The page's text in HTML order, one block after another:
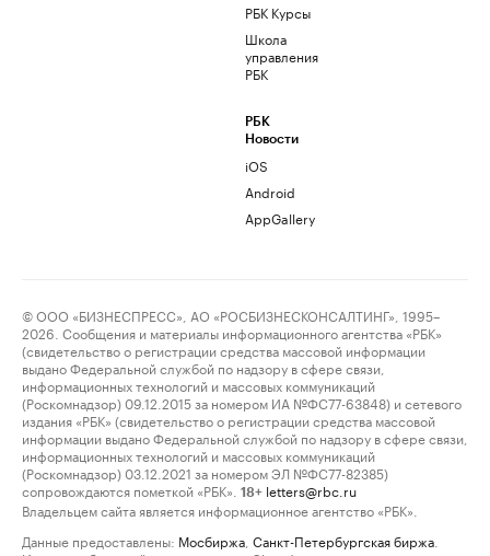
РБК Курсы
Школа
управления
РБК
РБК
Новости
iOS
Android
AppGallery
© ООО «БИЗНЕСПРЕСС», АО «РОСБИЗНЕСКОНСАЛТИНГ», 1995–
2026. Сообщения и материалы информационного агентства «РБК»
(свидетельство о регистрации средства массовой информации
выдано Федеральной службой по надзору в сфере связи,
информационных технологий и массовых коммуникаций
(Роскомнадзор) 09.12.2015 за номером ИА №ФС77-63848) и сетевого
издания «РБК» (свидетельство о регистрации средства массовой
информации выдано Федеральной службой по надзору в сфере связи,
информационных технологий и массовых коммуникаций
(Роскомнадзор) 03.12.2021 за номером ЭЛ №ФС77-82385)
сопровождаются пометкой «РБК».
18+ letters@rbc.ru
Владельцем сайта является информационное агентство «РБК».
Данные предоставлены: Мосбиржа Санкт-Петербургская биржа